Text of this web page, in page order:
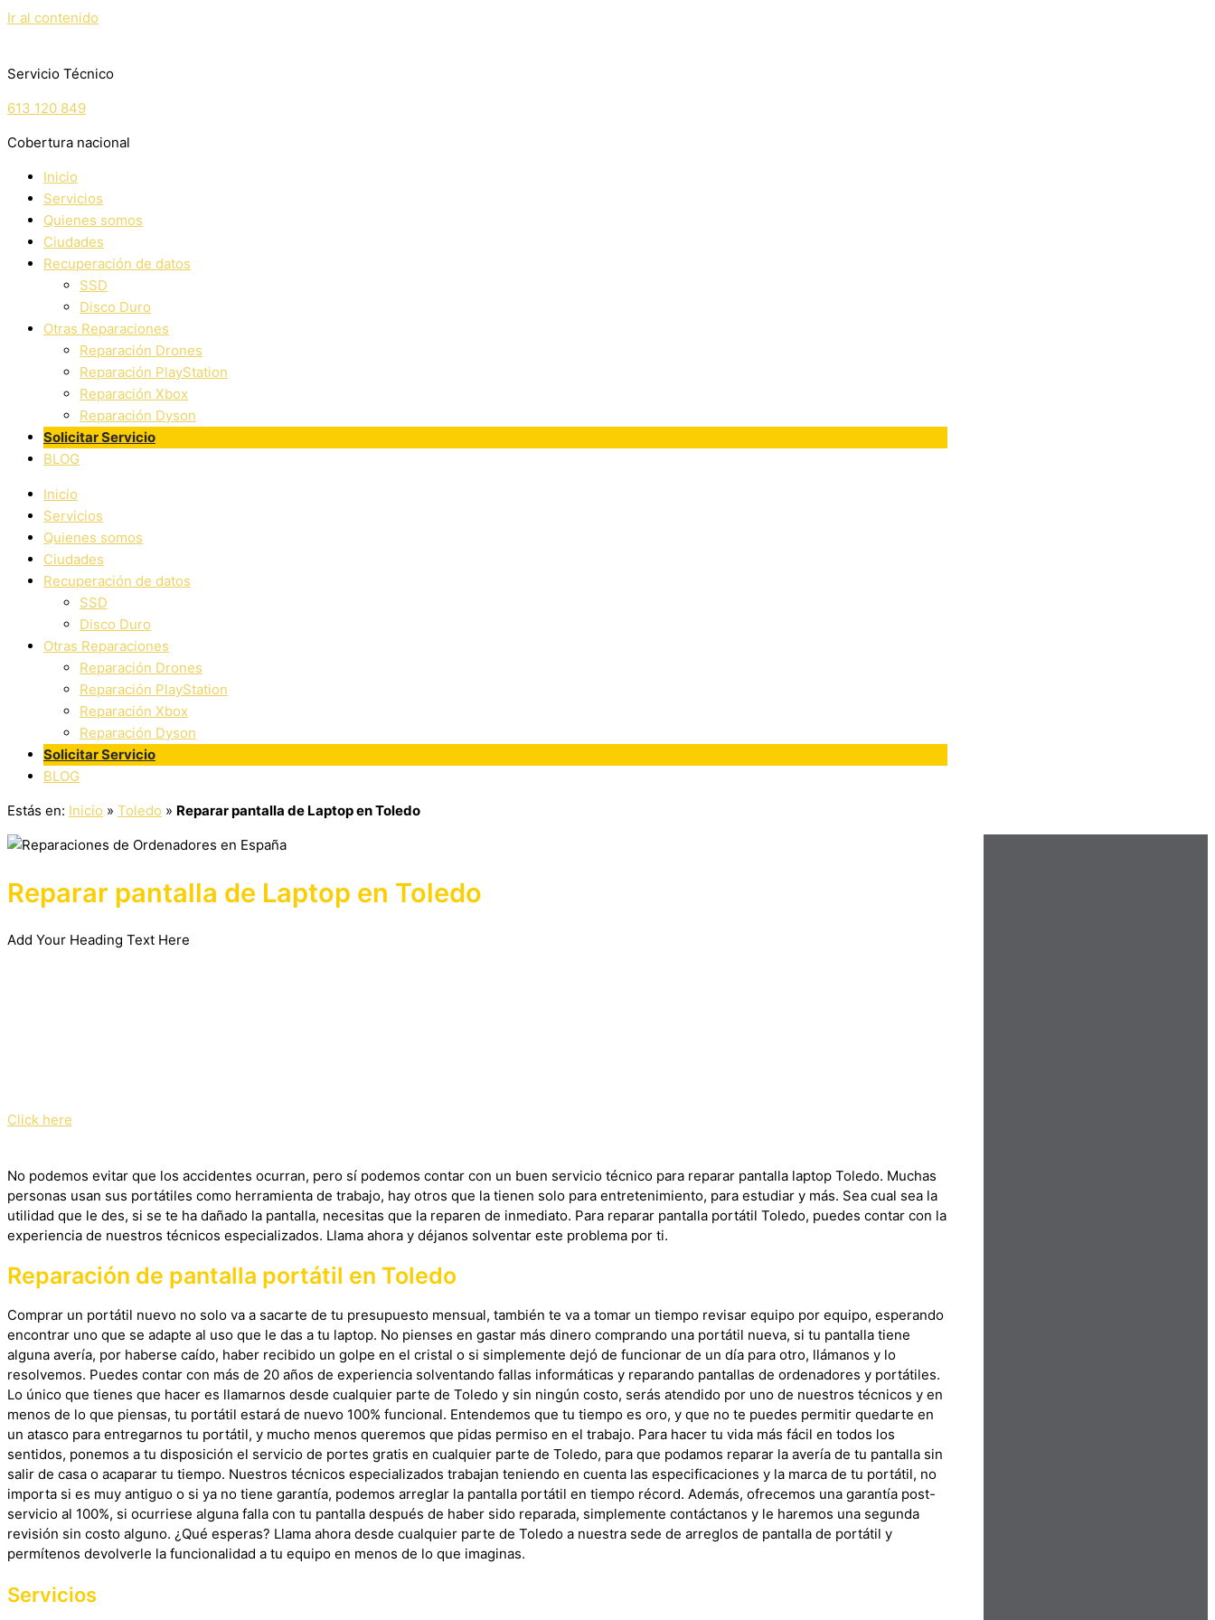
Ir al contenido
Servicio Técnico
613 120 849
Cobertura nacional
Inicio
Servicios
Quienes somos
Ciudades
Recuperación de datos
SSD
Disco Duro
Otras Reparaciones
Reparación Drones
Reparación PlayStation
Reparación Xbox
Reparación Dyson
Solicitar Servicio
BLOG
Inicio
Servicios
Quienes somos
Ciudades
Recuperación de datos
SSD
Disco Duro
Otras Reparaciones
Reparación Drones
Reparación PlayStation
Reparación Xbox
Reparación Dyson
Solicitar Servicio
BLOG
Estás en: Inicio » Toledo » Reparar pantalla de Laptop en Toledo
Reparar pantalla de Laptop en Toledo
Add Your Heading Text Here
Click here
No podemos evitar que los accidentes ocurran, pero sí podemos contar con un buen servicio técnico para reparar pantalla laptop Toledo. Muchas
personas usan sus portátiles como herramienta de trabajo, hay otros que la tienen solo para entretenimiento, para estudiar y más. Sea cual sea la
utilidad que le des, si se te ha dañado la pantalla, necesitas que la reparen de inmediato. Para reparar pantalla portátil Toledo, puedes contar con la
experiencia de nuestros técnicos especializados. Llama ahora y déjanos solventar este problema por ti.
Reparación de pantalla portátil en Toledo
Comprar un portátil nuevo no solo va a sacarte de tu presupuesto mensual, también te va a tomar un tiempo revisar equipo por equipo, esperando
encontrar uno que se adapte al uso que le das a tu laptop. No pienses en gastar más dinero comprando una portátil nueva, si tu pantalla tiene
alguna avería, por haberse caído, haber recibido un golpe en el cristal o si simplemente dejó de funcionar de un día para otro, llámanos y lo
resolvemos. Puedes contar con más de 20 años de experiencia solventando fallas informáticas y reparando pantallas de ordenadores y portátiles.
Lo único que tienes que hacer es llamarnos desde cualquier parte de Toledo y sin ningún costo, serás atendido por uno de nuestros técnicos y en
menos de lo que piensas, tu portátil estará de nuevo 100% funcional. Entendemos que tu tiempo es oro, y que no te puedes permitir quedarte en
un atasco para entregarnos tu portátil, y mucho menos queremos que pidas permiso en el trabajo. Para hacer tu vida más fácil en todos los
sentidos, ponemos a tu disposición el servicio de portes gratis en cualquier parte de Toledo, para que podamos reparar la avería de tu pantalla sin
salir de casa o acaparar tu tiempo. Nuestros técnicos especializados trabajan teniendo en cuenta las especificaciones y la marca de tu portátil, no
importa si es muy antiguo o si ya no tiene garantía, podemos arreglar la pantalla portátil en tiempo récord. Además, ofrecemos una garantía post-
servicio al 100%, si ocurriese alguna falla con tu pantalla después de haber sido reparada, simplemente contáctanos y le haremos una segunda
revisión sin costo alguno. ¿Qué esperas? Llama ahora desde cualquier parte de Toledo a nuestra sede de arreglos de pantalla de portátil y
permítenos devolverle la funcionalidad a tu equipo en menos de lo que imaginas.
Servicios